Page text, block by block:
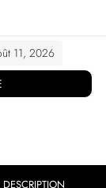
11, 2026
DESCRIPTION